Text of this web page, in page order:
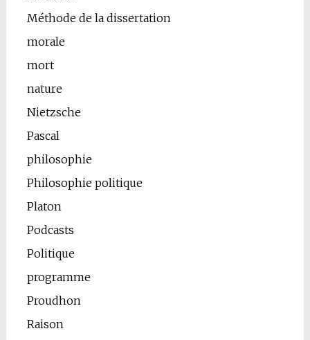
Méthode de la dissertation
morale
mort
nature
Nietzsche
Pascal
philosophie
Philosophie politique
Platon
Podcasts
Politique
programme
Proudhon
Raison